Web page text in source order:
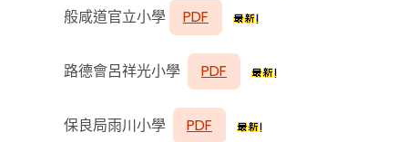
般咸道官立小學
PDF
路德會呂祥光小學 PDF
保良局雨川小學 PDF